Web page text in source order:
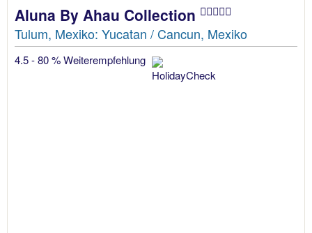
Aluna By Ahau Collection
Tulum, Mexiko: Yucatan / Cancun, Mexiko
4.5 - 80 % Weiterempfehlung